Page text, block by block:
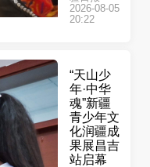
2026-08-05
20:22
“天山少
年·中华
魂”新疆
青少年文
化润疆成
果展昌吉
站启幕